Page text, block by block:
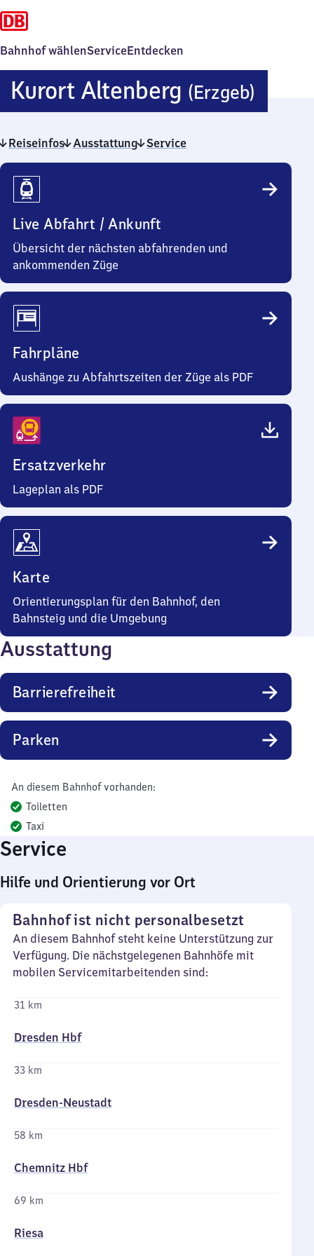
Bahnhof wählenServiceEntdecken
Kurort Altenberg (Erzgeb)
Reiseinfos Ausstattung Service
Reiseinfos
Live Abfahrt / Ankunft
Übersicht der nächsten abfahrenden und
ankommenden Züge
Fahrpläne
Aushänge zu Abfahrtszeiten der Züge als PDF
Ersatzverkehr
Lageplan als PDF
Karte
Orientierungsplan für den Bahnhof, den
Bahnsteig und die Umgebung
Ausstattung
Barrierefreiheit
Parken
An diesem Bahnhof vorhanden:
Toiletten
Taxi
Service
Hilfe und Orientierung vor Ort
Bahnhof ist nicht personalbesetzt
An diesem Bahnhof steht keine Unterstützung zur
Verfügung. Die nächstgelegenen Bahnhöfe mit
mobilen Servicemitarbeitenden sind:
31 km
Dresden Hbf
33 km
Dresden-Neustadt
58 km
Chemnitz Hbf
69 km
Riesa